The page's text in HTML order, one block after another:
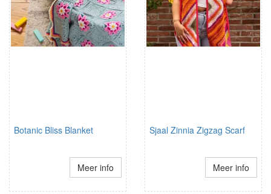
Botanic Bliss Blanket
Meer info
Sjaal Zinnia Zigzag Scarf
Meer info